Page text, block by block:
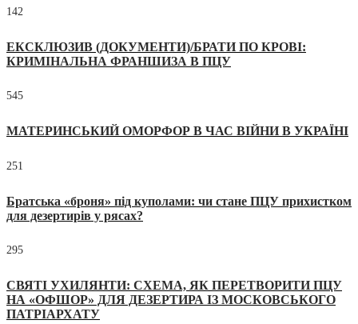
142
ЕКСКЛЮЗИВ (ДОКУМЕНТИ)/БРАТИ ПО КРОВІ:
КРИМІНАЛЬНА ФРАНШИЗА В ПЦУ
545
МАТЕРИНСЬКИЙ ОМОРФОР В ЧАС ВІЙНИ В УКРАЇНІ
251
Братська «броня» під куполами: чи стане ПЦУ прихистком
для дезертирів у рясах?
295
СВЯТІ УХИЛЯНТИ: СХЕМА, ЯК ПЕРЕТВОРИТИ ПЦУ
НА «ОФШОР» ДЛЯ ДЕЗЕРТИРА ІЗ МОСКОВСЬКОГО
ПАТРІАРХАТУ